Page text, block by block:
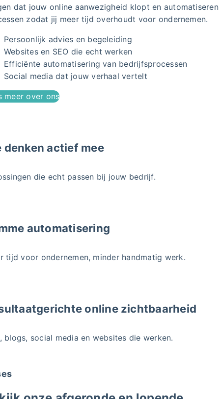
dat jouw online aanwezigheid klopt en automatiseren
zodat jij meer tijd overhoudt voor ondernemen.
Persoonlijk advies en begeleiding
Websites en SEO die echt werken
Efficiënte automatisering van bedrijfsprocessen
Social media dat jouw verhaal vertelt
meer over ons
denken actief mee
die echt passen bij jouw bedrijf.
automatisering
tijd voor ondernemen, minder handmatig werk.
online zichtbaarheid
blogs, social media en websites die werken.